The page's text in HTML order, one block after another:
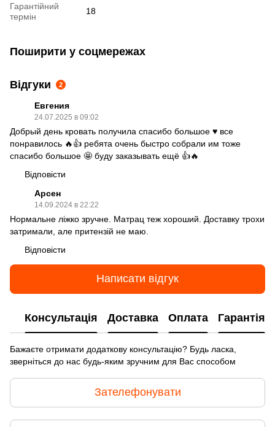
Гарантійний
термін
18
Поширити у соцмережах
Відгуки 2
Евгения
24.07.2025 в 09:02
Добрый день кровать получила спасибо большое ♥️ все
понравилось 🔥👍 ребята очень быстро собрали им тоже
спасибо большое 🤩 буду заказывать ещё 👍🔥
Відповісти
Арсен
14.09.2024 в 22:22
Нормальне ліжко зручне. Матрац теж хороший. Доставку трохи
затримали, але притензій не маю.
Відповісти
Написати відгук
Консультація Доставка Оплата Гарантія
Бажаєте отримати додаткову консультацію? Будь ласка,
зверніться до нас будь-яким зручним для Вас способом
Зателефонувати